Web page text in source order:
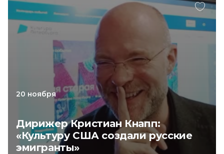
20 ноября
Дирижер Кристиан Кнапп:
«Культуру США создали русские
эмигранты»